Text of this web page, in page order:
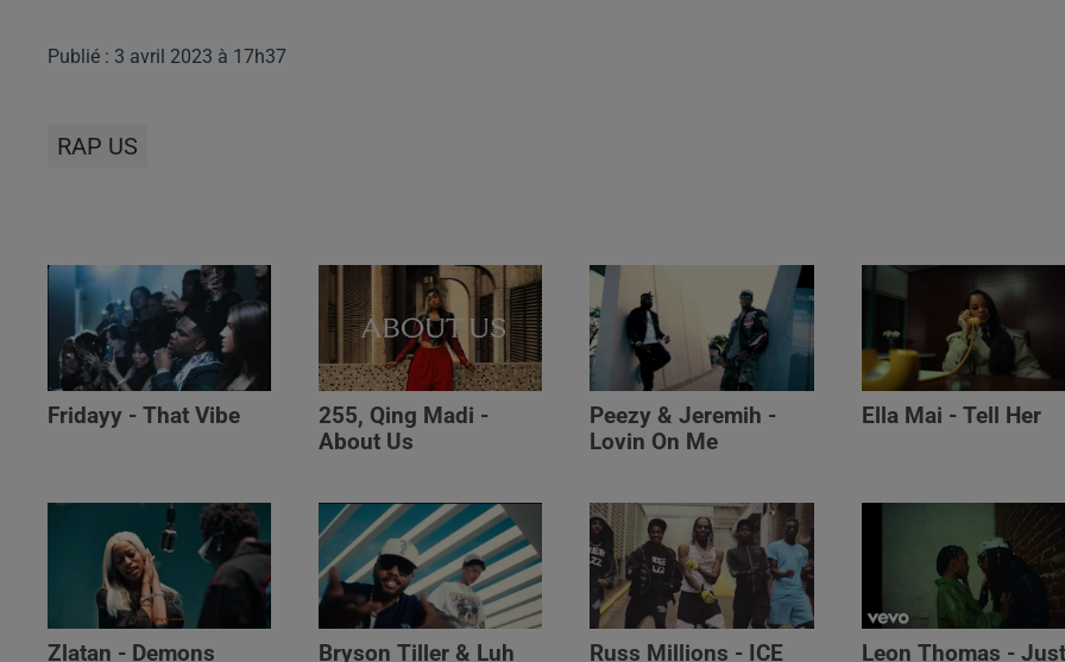
Publié : 3 avril 2023 à 17h37
RAP US
Fridayy - That Vibe
255, Qing Madi -
About Us
Peezy & Jeremih -
Lovin On Me
Ella Mai - Tell Her
Zlatan - Demons
Bryson Tiller & Luh
Russ Millions - ICE
Leon Thomas - Just